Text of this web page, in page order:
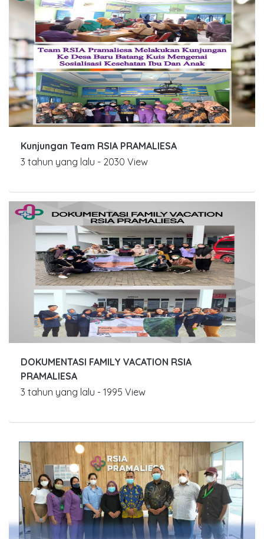
Kunjungan Team RSIA PRAMALIESA
3 tahun yang lalu - 2030 View
DOKUMENTASI FAMILY VACATION RSIA
PRAMALIESA
3 tahun yang lalu - 1995 View